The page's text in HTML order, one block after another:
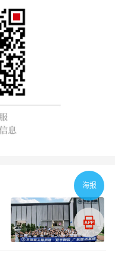
海报